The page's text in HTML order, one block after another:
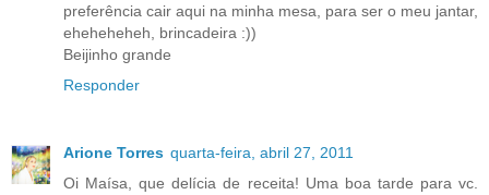
preferência cair aqui na minha mesa, para ser o meu jantar,
eheheheheh, brincadeira :))
Beijinho grande
Responder
Arione Torres quarta-feira, abril 27, 2011
Oi Maísa, que delícia de receita! Uma boa tarde para vc.